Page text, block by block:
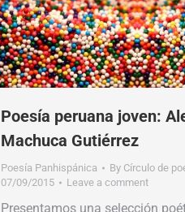
Poesía peruana joven:
Machuca Gutiérrez
Poesía Panhispánica By Círculo de
07/09/2015
Leave a comment
Presentamos una selección